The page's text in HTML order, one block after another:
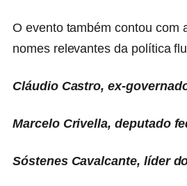
O evento também contou com
nomes relevantes da política
Cláudio Castro, ex-
Marcelo Crivella, deputado
Sóstenes Cavalcante, líder